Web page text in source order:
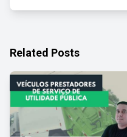
Related Posts